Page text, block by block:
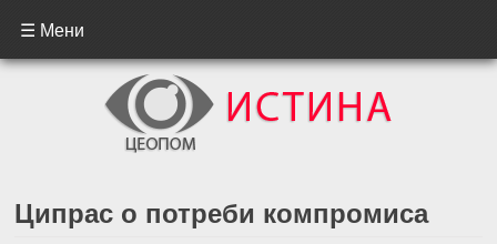
☰ Мени
Ципрас о потреби компромиса